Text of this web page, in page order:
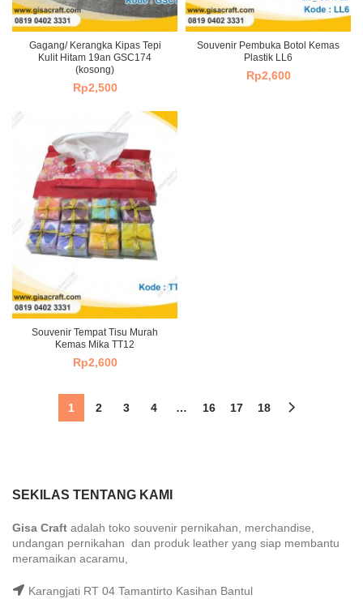
Gagang/ Kerangka Kipas Tepi
Kulit Hitam 19an GSC174
(kosong)
Rp2,500
Souvenir Pembuka Botol Kemas
Plastik LL6
Rp2,600
Souvenir Tempat Tisu Murah
Kemas Mika TT12
Rp2,600
1 2 3 4 … 16 17 18
SEKILAS TENTANG KAMI
Gisa Craft adalah toko souvenir pernikahan, merchandise,
undangan pernikahan dan produk leather yang siap membantu
meramaikan acaramu,
Karangjati RT 04 Tamantirto Kasihan Bantul